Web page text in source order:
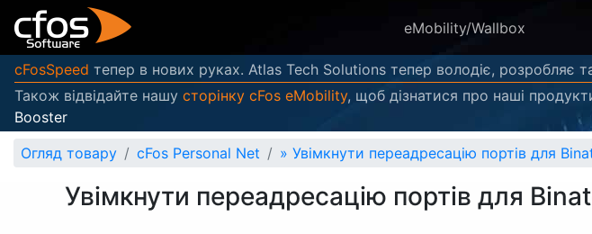
eMobility/Wallbox
cFosSpeed тепер в нових руках. Atlas Tech Solutions тепер володіє, розробляє
Також відвідайте нашу сторінку cFos eMobility, щоб дізнатися про наші
Booster
Огляд товару
cFos Personal Net » Увімкнути переадресацію портів для
Увімкнути переадресацію портів для